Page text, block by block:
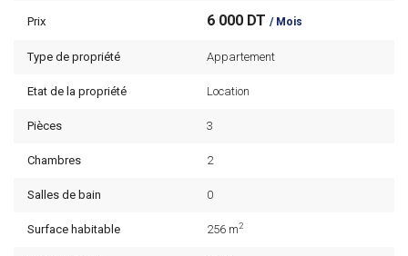
Prix 6 000 DT / Mois
Type de propriété Appartement
Etat de la propriété Location
Pièces 3
Chambres 2
Salles de bain 0
Surface habitable 256 m2